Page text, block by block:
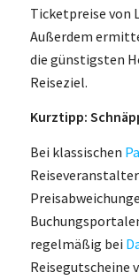
Ticketpreise von
Außerdem
die günstigsten
Reiseziel.
Kurztipp:
Bei klassischen
regelmäßig bei
Reisegutscheine